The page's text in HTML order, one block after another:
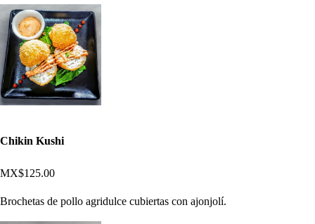
Chikin Kushi
MX$125.00
Brochetas de pollo agridulce cubiertas con ajonjolí.